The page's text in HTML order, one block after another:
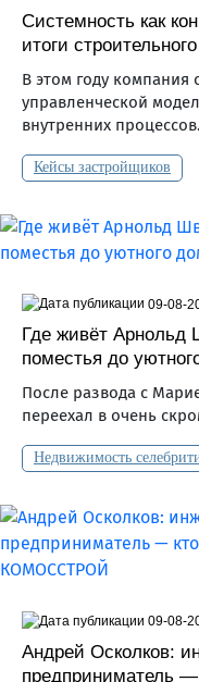
Системность как
итоги
В этом году компания
управленческой
внутренних процессов.
Кейсы застройщиков
Где живёт Арнольд
поместья до
После развода с
переехал в очень
Недвижимость
09-08-
Андрей Осколков:
предприниматель —
09-08-